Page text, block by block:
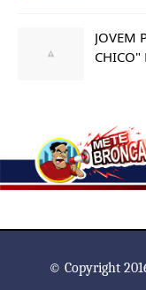
JOVEM
CHICO"
© Copyright